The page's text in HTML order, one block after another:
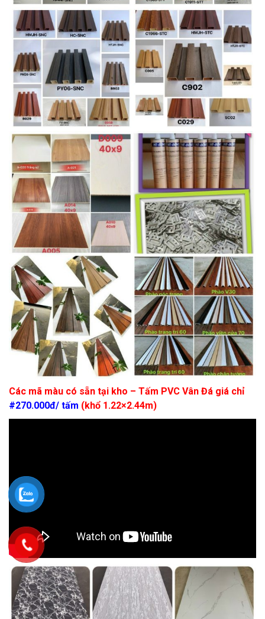
Các mã màu có sẵn tại kho – Tấm PVC Vân Đá giá chỉ
#270.000đ/ tấm (khổ 1.22×2.44m)